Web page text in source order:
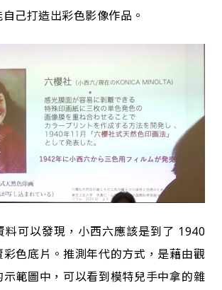
己打造出彩色影像作品。
料可以發現，小西六應該是到了 1940
色底片。推測年代的方式，是藉由觀
範圖中，可以看到模特兒手中拿的雜